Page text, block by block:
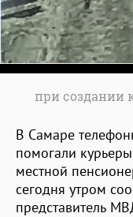
при создании
В Самаре
помогали
местной
сегодня утром
представитель